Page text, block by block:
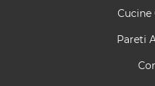
Cucine
Pareti